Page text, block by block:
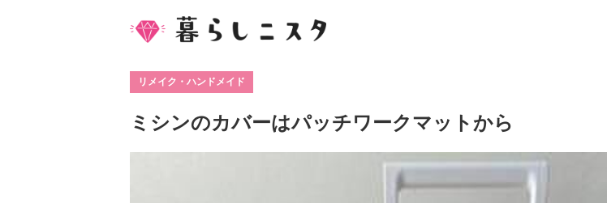
リメイク・ハンドメイド
ミシンのカバーはパッチワークマットから